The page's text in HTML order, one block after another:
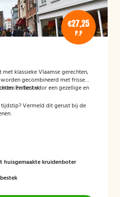
€27,25
P.P
klassieke Vlaamse gerechten,
gecombineerd met frisse
Perfect voor een gezellige en
en bestek!
Vermeld dit gerust bij de
huisgemaakte kruidenboter